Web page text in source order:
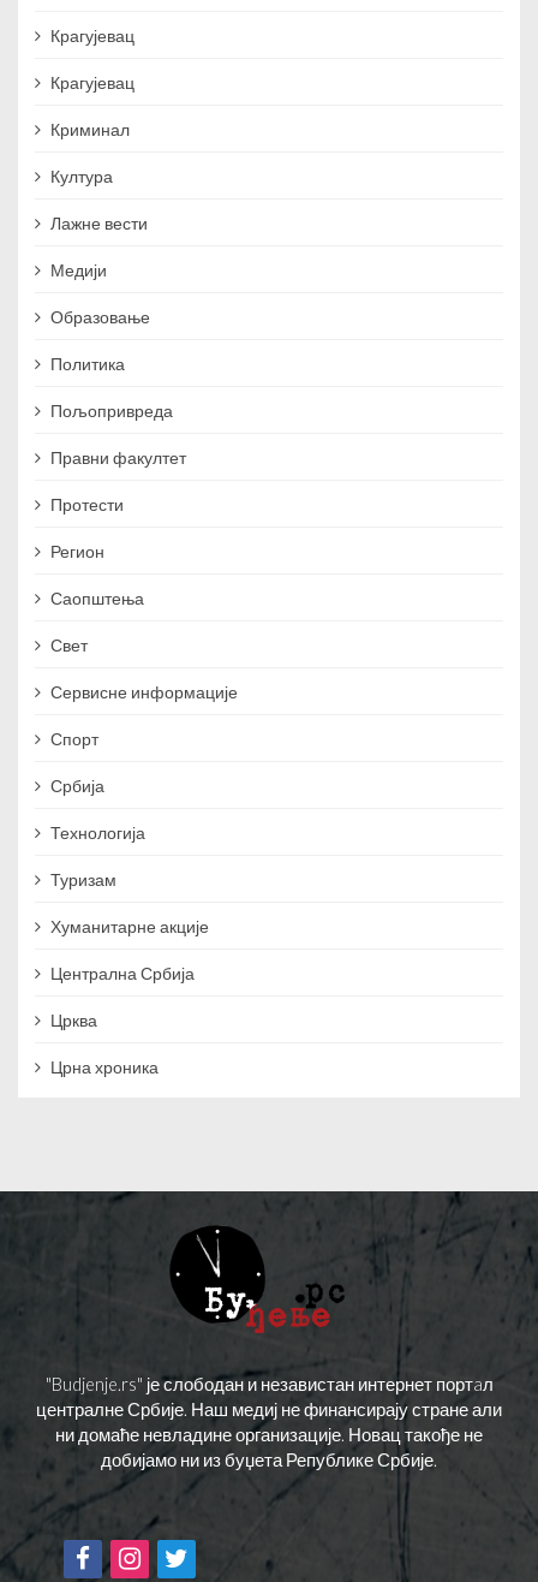
Крагујевац
Крагујевац
Криминал
Култура
Лажне вести
Медији
Образовање
Политика
Пољопривреда
Правни факултет
Протести
Регион
Саопштења
Свет
Сервисне информације
Спорт
Србија
Технологија
Туризам
Хуманитарне акције
Централна Србија
Црква
Црна хроника
"Budjenje.rs" је слободан и независтан интернет портaл
централне Србије. Наш медиј не финансирају стране али
ни домаће невладине организације. Новац такође не
добијамо ни из буџета Републике Србије.